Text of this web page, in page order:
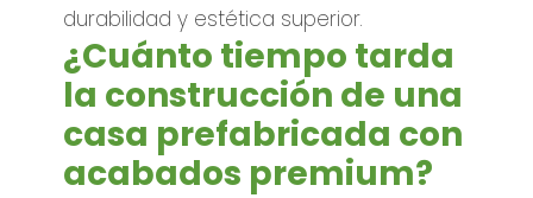
durabilidad y estética superior.
¿Cuánto tiempo tarda
la construcción de una
casa prefabricada con
acabados premium?